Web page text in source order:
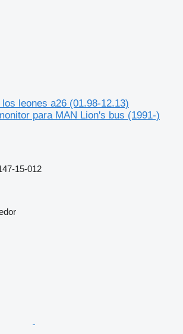
leones a26 (01.98-12.13)
para MAN Lion's bus (1991-)
15-012